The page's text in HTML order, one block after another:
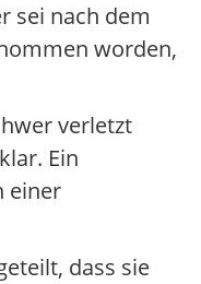
sei nach dem
worden,
verletzt
Ein
einer
dass sie